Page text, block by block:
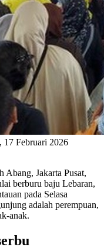
17 Februari 2026
Abang, Jakarta Pusat,
berburu baju Lebaran,
pada Selasa
adalah perempuan,
anak.